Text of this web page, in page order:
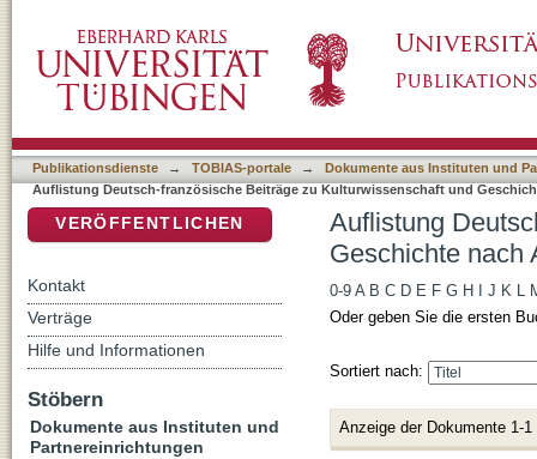
"Stralla, Melanie"
Publikationsdienste → TOBIAS-portale →
Dokumente aus Instituten und
Auflistung Deutsch-französische Beiträge zu Kulturwissenschaft und
Auflistung
Geschichte nach
0-9 A B C D E F G H J K L
Oder geben Sie die ersten
Sortiert nach:
Anzeige der Dokumente 1-1
VERÖFFENTLICHEN
Kontakt
Verträge
Hilfe und Informationen
Stöbern
Dokumente aus Instituten und
Partnereinrichtungen